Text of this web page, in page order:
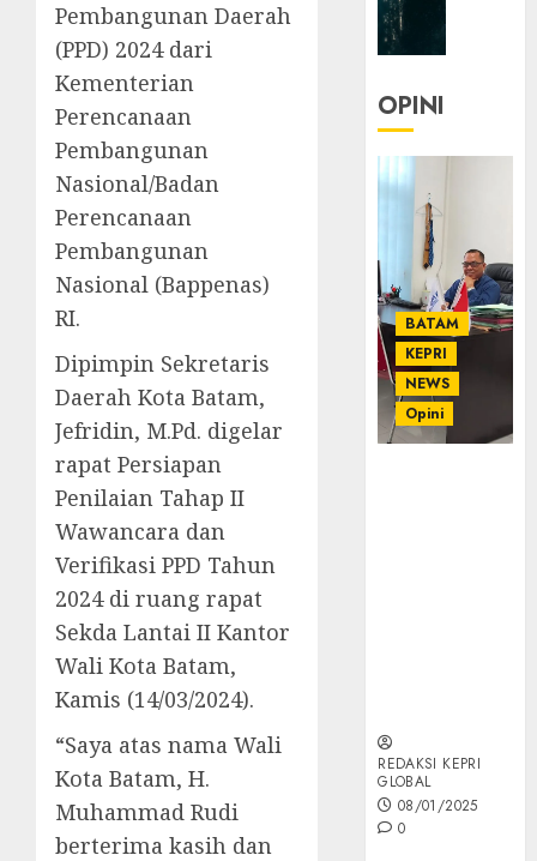
Pembangunan Daerah
(PPD) 2024 dari
Kementerian
Perencanaan
Pembangunan
Nasional/Badan
Perencanaan
Pembangunan
Nasional (Bappenas)
RI.
Dipimpin Sekretaris
Daerah Kota Batam,
Jefridin, M.Pd. digelar
rapat Persiapan
Penilaian Tahap II
Wawancara dan
Verifikasi PPD Tahun
2024 di ruang rapat
Sekda Lantai II Kantor
Wali Kota Batam,
Kamis (14/03/2024).
“Saya atas nama Wali
Kota Batam, H.
Muhammad Rudi
berterima kasih dan
OPINI
BATAM
KEPRI
NEWS
Opini
REDAKSI KEPRI
GLOBAL
08/01/2025
0